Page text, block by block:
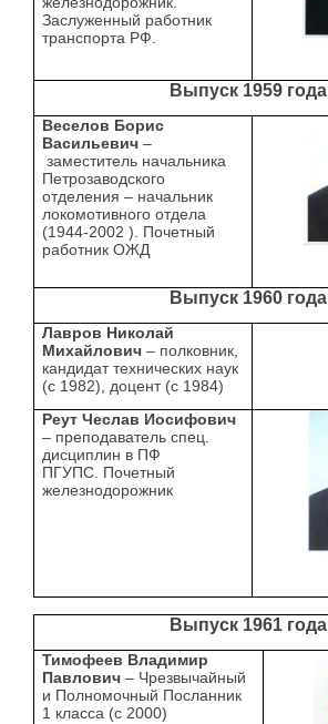
Заслуженный работник
транспорта РФ.
Выпуск 1959 года
Веселов Борис
Васильевич –
заместитель начальника
Петрозаводского
отделения – начальник
локомотивного отдела
(1944-2002 ). Почетный
работник ОЖД
Выпуск 1960 года
Лавров Николай
Михайлович – полковник,
кандидат технических наук
(с 1982), доцент (с 1984)
Реут Чеслав Иосифович
– преподаватель спец.
дисциплин в ПФ
ПГУПС. Почетный
железнодорожник
Выпуск 1961 года
Тимофеев Владимир
Павлович– Чрезвычайный
и Полномочный Посланник
1 класса (с 2000)